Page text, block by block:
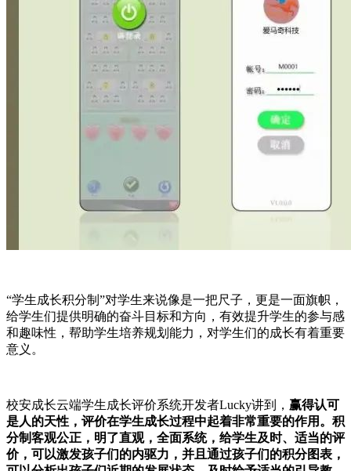
“学生成长积分制”对学生来说像是一把尺子，更是一面旗帜，
给学生们提供明确的奋斗目标和方向，有效提升学生的参与感
和趣味性，帮助学生培养规划能力，对学生们的成长有着重要
意义。
校安成长云端学生成长评价系统开发者Lucky讲到， 赢得认可
是人的天性，评价在学生成长过程中起着非常重要的作用。积
分制客观公正，明了直观，全面系统，给学生及时、适当的评
价，可以激发孩子们的内驱力，并且通过孩子们的积分图表，